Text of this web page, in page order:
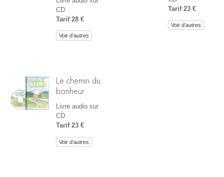
CD
Tarif 28 €
Voir d’autres
Tarif 23 €
Voir d’autres
Le chemin du
bonheur
Livre audio sur
CD
Tarif 23 €
Voir d’autres